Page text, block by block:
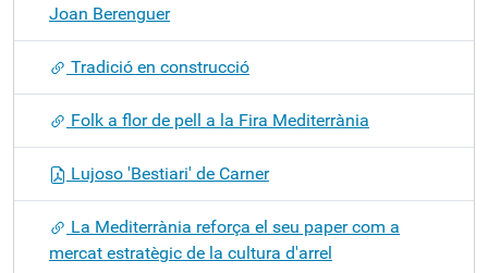
Joan Berenguer
Tradició en construcció
Folk a flor de pell a la Fira Mediterrània
Lujoso 'Bestiari' de Carner
La Mediterrània reforça el seu paper com a
mercat estratègic de la cultura d'arrel